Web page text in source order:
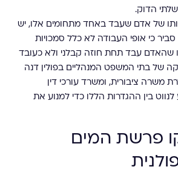
הדוק.
של אדם שעבד באחד מתחומים אלו, יש
כי אופי העבודה לא כלל סמכויות
שהאדם עבד תחת חוזה קבלני ולא כעובד
של בתי המשפט המנהליים בפולין דנה
משרה ציבורית, ומשרד עורכי דין
בין ההגדרות הללו כדי למנוע את
1951 קו פרשת המים